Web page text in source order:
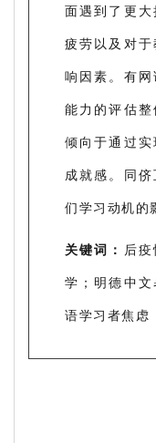
面遇到了更
疲劳以及对
响因素。有
能力的评估
倾向于通过
成就感。同
们学习动机的
关键词： 后
学；明德中
语学习者焦虑